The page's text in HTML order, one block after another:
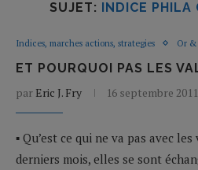
SUJET: INDICE PHILA
Indices, marches actions, strategies Or &
ET POURQUOI PAS LES
par Eric J. Fry 16 septembre 2011
▪ Qu’est ce qui ne va pas avec
derniers mois, elles se sont